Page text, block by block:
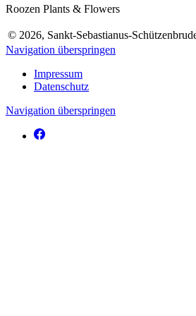
Roozen Plants & Flowers
© 2026, Sankt-Sebastianus-
Navigation überspringen
Impressum
Datenschutz
Navigation überspringen